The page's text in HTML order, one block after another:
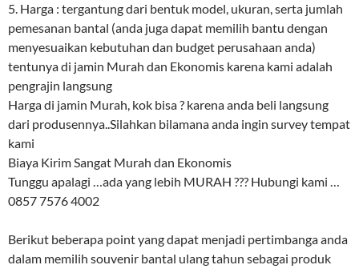
5. Harga : tergantung dari bentuk model, ukuran, serta jumlah
pemesanan bantal (anda juga dapat memilih bantu dengan
menyesuaikan kebutuhan dan budget perusahaan anda)
tentunya di jamin Murah dan Ekonomis karena kami adalah
pengrajin langsung
Harga di jamin Murah, kok bisa ? karena anda beli langsung
dari produsennya..Silahkan bilamana anda ingin survey tempat
kami
Biaya Kirim Sangat Murah dan Ekonomis
Tunggu apalagi …ada yang lebih MURAH ??? Hubungi kami …
0857 7576 4002
Berikut beberapa point yang dapat menjadi pertimbanga anda
dalam memilih souvenir bantal ulang tahun sebagai produk